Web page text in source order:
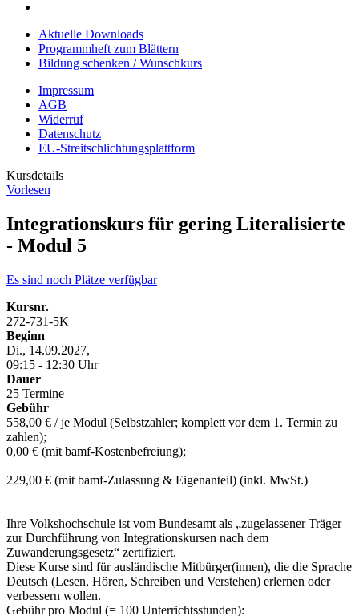
Aktuelle Downloads
Programmheft zum Blättern
Bildung schenken / Wunschkurs
Impressum
AGB
Widerruf
Datenschutz
EU-Streitschlichtungsplattform
Kursdetails
Vorlesen
Integrationskurs für gering Literalisierte
- Modul 5
Es sind noch Plätze verfügbar
Kursnr.
272-731-5K
Beginn
Di., 14.09.2027,
09:15 - 12:30 Uhr
Dauer
25 Termine
Gebühr
558,00 € / je Modul (Selbstzahler; komplett vor dem 1. Termin zu
zahlen);
0,00 € (mit bamf-Kostenbefreiung);
229,00 € (mit bamf-Zulassung & Eigenanteil) (inkl. MwSt.)
Ihre Volkshochschule ist vom Bundesamt als „zugelassener Träger
zur Durchführung von Integrationskursen nach dem
Zuwanderungsgesetz“ zertifiziert.
Diese Kurse sind für ausländische Mitbürger(innen), die die Sprache
Deutsch (Lesen, Hören, Schreiben und Verstehen) erlernen oder
verbessern wollen.
Gebühr pro Modul (= 100 Unterrichtsstunden):